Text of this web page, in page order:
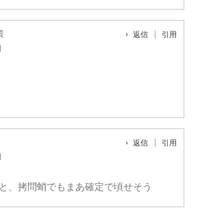
返信 引用
返信 引用
、拷問蛸でもまあ確定で頃せそう